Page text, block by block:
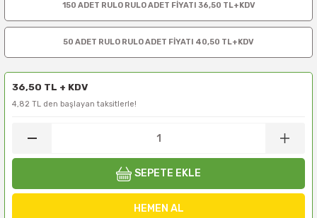
150 ADET RULO RULO ADET FİYATI 36,50 TL+KDV
50 ADET RULO RULO ADET FİYATI 40,50 TL+KDV
36,50 TL + KDV
4,82 TL den başlayan taksitlerle!
SEPETE EKLE
HEMEN AL